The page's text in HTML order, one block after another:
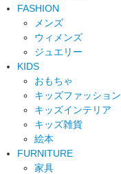
FASHION
メンズ
ウィメンズ
ジュエリー
KIDS
おもちゃ
キッズファッション
キッズインテリア
キッズ雑貨
絵本
FURNITURE
家具